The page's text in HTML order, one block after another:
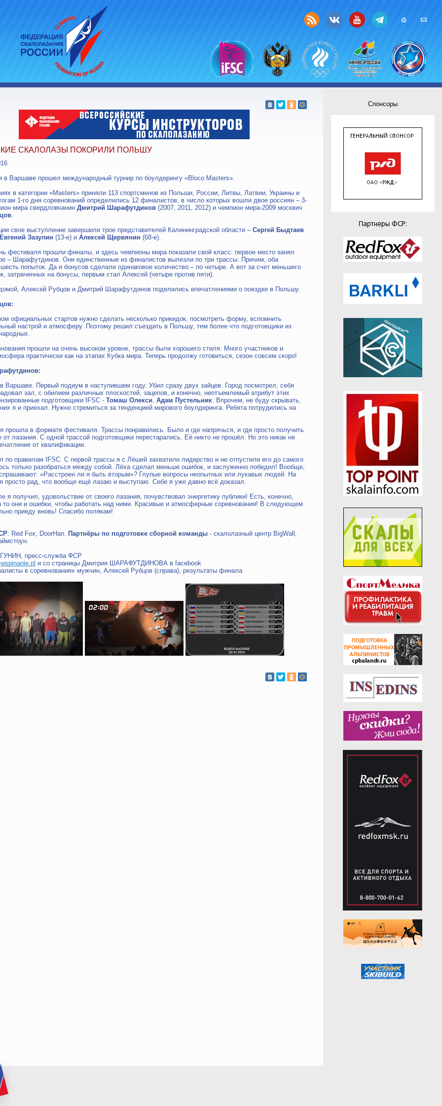
СКАЛОЛАЗЫ ПОКОРИЛИ ПОЛЬШУ
в Варшаве прошел международный турнир по боулдерингу «Bloco Masters».
в категории «Masters» приняли 113 спортсменов из Польши, России, Литвы, Латвии, Украины и
1-го дня соревнований определились 12 финалистов, в число которых вошли двое россиян – 3-
мира свердловчанин Дмитрий Шарафутдинов (2007, 2011, 2012) и чемпион мира-2009 москвич
.
свое выступление завершили трое представителей Калининградской области – Сергей Быдтаев
Евгений Зазулин (13-е) и Алексей Щервянин (68-е).
фестиваля прошли финалы, и здесь чемпионы мира показали свой класс: первое место занял
– Шарафутдинов. Они единственные из финалистов вылезли по три трассы. Причем, оба
попыток. Да и бонусов сделали одинаковое количество – по четыре. А вот за счет меньшего
затраченных на бонусы, первым стал Алексей (четыре против пяти).
Алексей Рубцов и Дмитрий Шарафутдинов поделились впечатлениями о поездке в Польшу.
официальных стартов нужно сделать несколько прикидок, посмотреть форму, вспомнить
настрой и атмосферу. Поэтому решил съездить в Польшу, тем более что подготовщики из
прошли на очень высоком уровне, трассы были хорошего стиля. Много участников и
практически как на этапах Кубка мира. Теперь продолжу готовиться, сезон совсем скоро!
Варшаве. Первый подиум в наступившем году. Убил сразу двух зайцев. Город посмотрел, себя
зал, с обилием различных плоскостей, зацепов, и конечно, неотъемлемый атрибут этих
подготовщики IFSC - Томаш Олекси, Адам Пустельник. Впрочем, не буду скрывать,
я и приехал. Нужно стремиться за тенденцией мирового боулдеринга. Ребята потрудились на
прошла в формате фестиваля. Трассы понравились. Было и где напрячься, и где просто получить
от лазания. С одной трассой подготовщики перестарались. Её никто не прошёл. Но это никак не
от квалификации.
по правилам IFSC. С первой трассы я с Лёшей захватили лидерство и не отпустили его до самого
только разобраться между собой. Лёха сделал меньше ошибок, и заслуженно победил! Вообще,
«Расстроен ли я быть вторым»? Глупые вопросы неопытных или лукавых людей. На
просто рад, что вообще ещё лазаю и выступаю. Себе я уже давно всё доказал.
я получил, удовольствие от своего лазания, почувствовал энергетику публики! Есть, конечно,
то они и ошибки, чтобы работать над ними. Красивые и атмосферные соревнования! В следующем
приеду вновь! Спасибо полякам!
: Red Fox, DoorHan. Партнёры по подготовке сборной команды - скалолазный центр BigWall,
пресс-служба ФСР
wspinanie.pl и со страницы Дмитрия ШАРАФУТДИНОВА в facebook
в соревнованиях мужчин, Алексей Рубцов (справа), результаты финала
Спонсоры